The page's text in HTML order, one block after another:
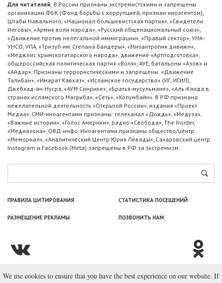
Для читателей: В России признаны экстремистскими и запрещены
организации ФБК (Фонд борьбы с коррупцией, признан иноагентом),
Штабы Навального, «Национал-большевистская партия», «Свидетели
Иеговы», «Армия воли народа», «Русский общенациональный союз»,
«Движение против нелегальной иммиграции», «Правый сектор», УНА-
УНСО, УПА, «Тризуб им. Степана Бандеры», «Мизантропик дивижн»,
«Меджлис крымскотатарского народа», движение «Артподготовка»,
общероссийская политическая партия «Воля», АУЕ, батальоны «Азов» и
«Айдар». Признаны террористическими и запрещены: «Движение
Талибан», «Имарат Кавказ», «Исламское государство» (ИГ, ИГИЛ),
Джебхад-ан-Нусра, «АУМ Синрике», «Братья-мусульмане», «Аль-Каида в
странах исламского Магриба», «Сеть», «Колумбайн». В РФ признана
нежелательной деятельность «Открытой России», издания «Проект
Медиа». СМИ-иноагентами признаны: телеканал «Дождь», «Медуза»,
«Важные истории», «Голос Америки», радио «Свобода», The Insider,
«Медиазона», ОВД-инфо. Иноагентами признаны общество/центр
«Мемориал», «Аналитический Центр Юрия Левады», Сахаровский центр.
Instagram и Facebook (Metа) запрещены в РФ за экстремизм.
ПРАВИЛА ЦИТИРОВАНИЯ СТАТИСТИКА ПОСЕЩЕНИЙ
РАЗМЕЩЕНИЕ РЕКЛАМЫ ПОЗВОНИТЬ НАМ
© ООО «Лаборатория Новоcтей», 2003—2026.
We use cookies to ensure that you have the best experience on our website. If